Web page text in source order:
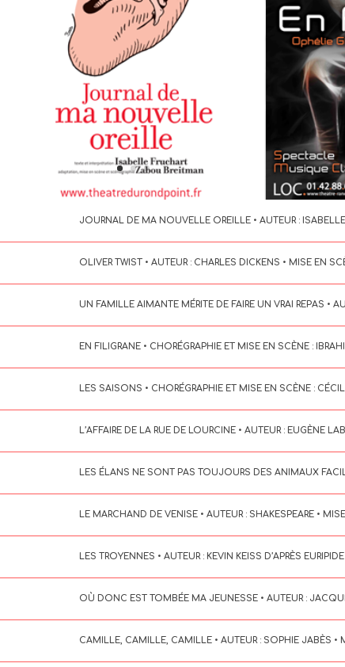
JOURNAL DE MA NOUVELLE OREILLE • AUTEUR :
OLIVER TWIST • AUTEUR : CHARLES DICKENS • MISE EN
UN FAMILLE AIMANTE MÉRITE DE FAIRE UN VRAI REPAS •
EN FILIGRANE • CHORÉGRAPHIE ET MISE EN SCÈNE :
LES SAISONS • CHORÉGRAPHIE ET MISE EN SCÈNE :
L’AFFAIRE DE LA RUE DE LOURCINE • AUTEUR : EUGÈNE
LES ÉLANS NE SONT PAS TOUJOURS DES ANIMAUX
LE MARCHAND DE VENISE • AUTEUR : SHAKESPEARE •
LES TROYENNES • AUTEUR : KEVIN KEISS D’APRÈS
OÙ DONC EST TOMBÉE MA JEUNESSE • AUTEUR :
CAMILLE, CAMILLE, CAMILLE • AUTEUR : SOPHIE JABÈS •